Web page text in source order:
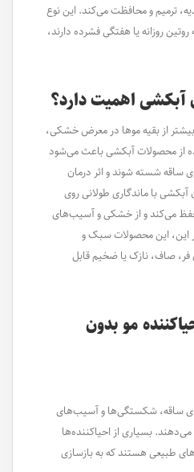
ترمیم و محافظت می‌کند. این نوع
روزانه یا هفتگی فشرده دارند،
آبکشی اهمیت دارد؟
از بقیه موها در معرض خشکی،
از محصولات آبکشی باعث می‌شود
ساقه شسته شوند و اثر درمان
با ماندگاری طولانی روی
می‌کند و از خشکی و آسیب‌های
این، این محصولات سبک و
فر، صاف، نازک یا ضخیم قابل
مو بدون
ساقه، شکستگی‌ها و آسیب‌های
بسیاری از احیاکننده‌ها
طبیعی هستند که به بازسازی